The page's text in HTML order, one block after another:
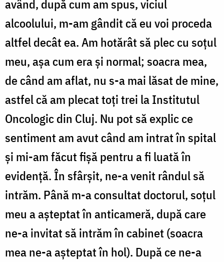
având, după cum am spus, viciul
alcoolului, m-am gândit că eu voi proceda
altfel decât ea. Am hotărât să plec cu soțul
meu, așa cum era și normal; soacra mea,
de când am aflat, nu s-a mai lăsat de mine,
astfel că am plecat toți trei la Institutul
Oncologic din Cluj. Nu pot să explic ce
sentiment am avut când am intrat în spital
și mi-am făcut fișă pentru a fi luată în
evidență. În sfârșit, ne-a venit rândul să
intrăm. Până m-a consultat doctorul, soțul
meu a așteptat în anticameră, după care
ne-a invitat să intrăm în cabinet (soacra
mea ne-a așteptat în hol). După ce ne-a